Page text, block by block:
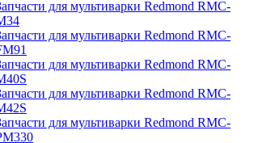
для мультиварки Redmond RMC-
для мультиварки Redmond RMC-
для мультиварки Redmond RMC-
для мультиварки Redmond RMC-
для мультиварки Redmond RMC-